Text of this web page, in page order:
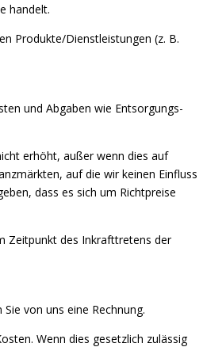
handelt.
Produkte/Dienstleistungen (z. B.
und Abgaben wie Entsorgungs-
erhöht, außer wenn dies auf
auf die wir keinen Einfluss
dass es sich um Richtpreise
Zeitpunkt des Inkrafttretens der
von uns eine Rechnung.
Wenn dies gesetzlich zulässig